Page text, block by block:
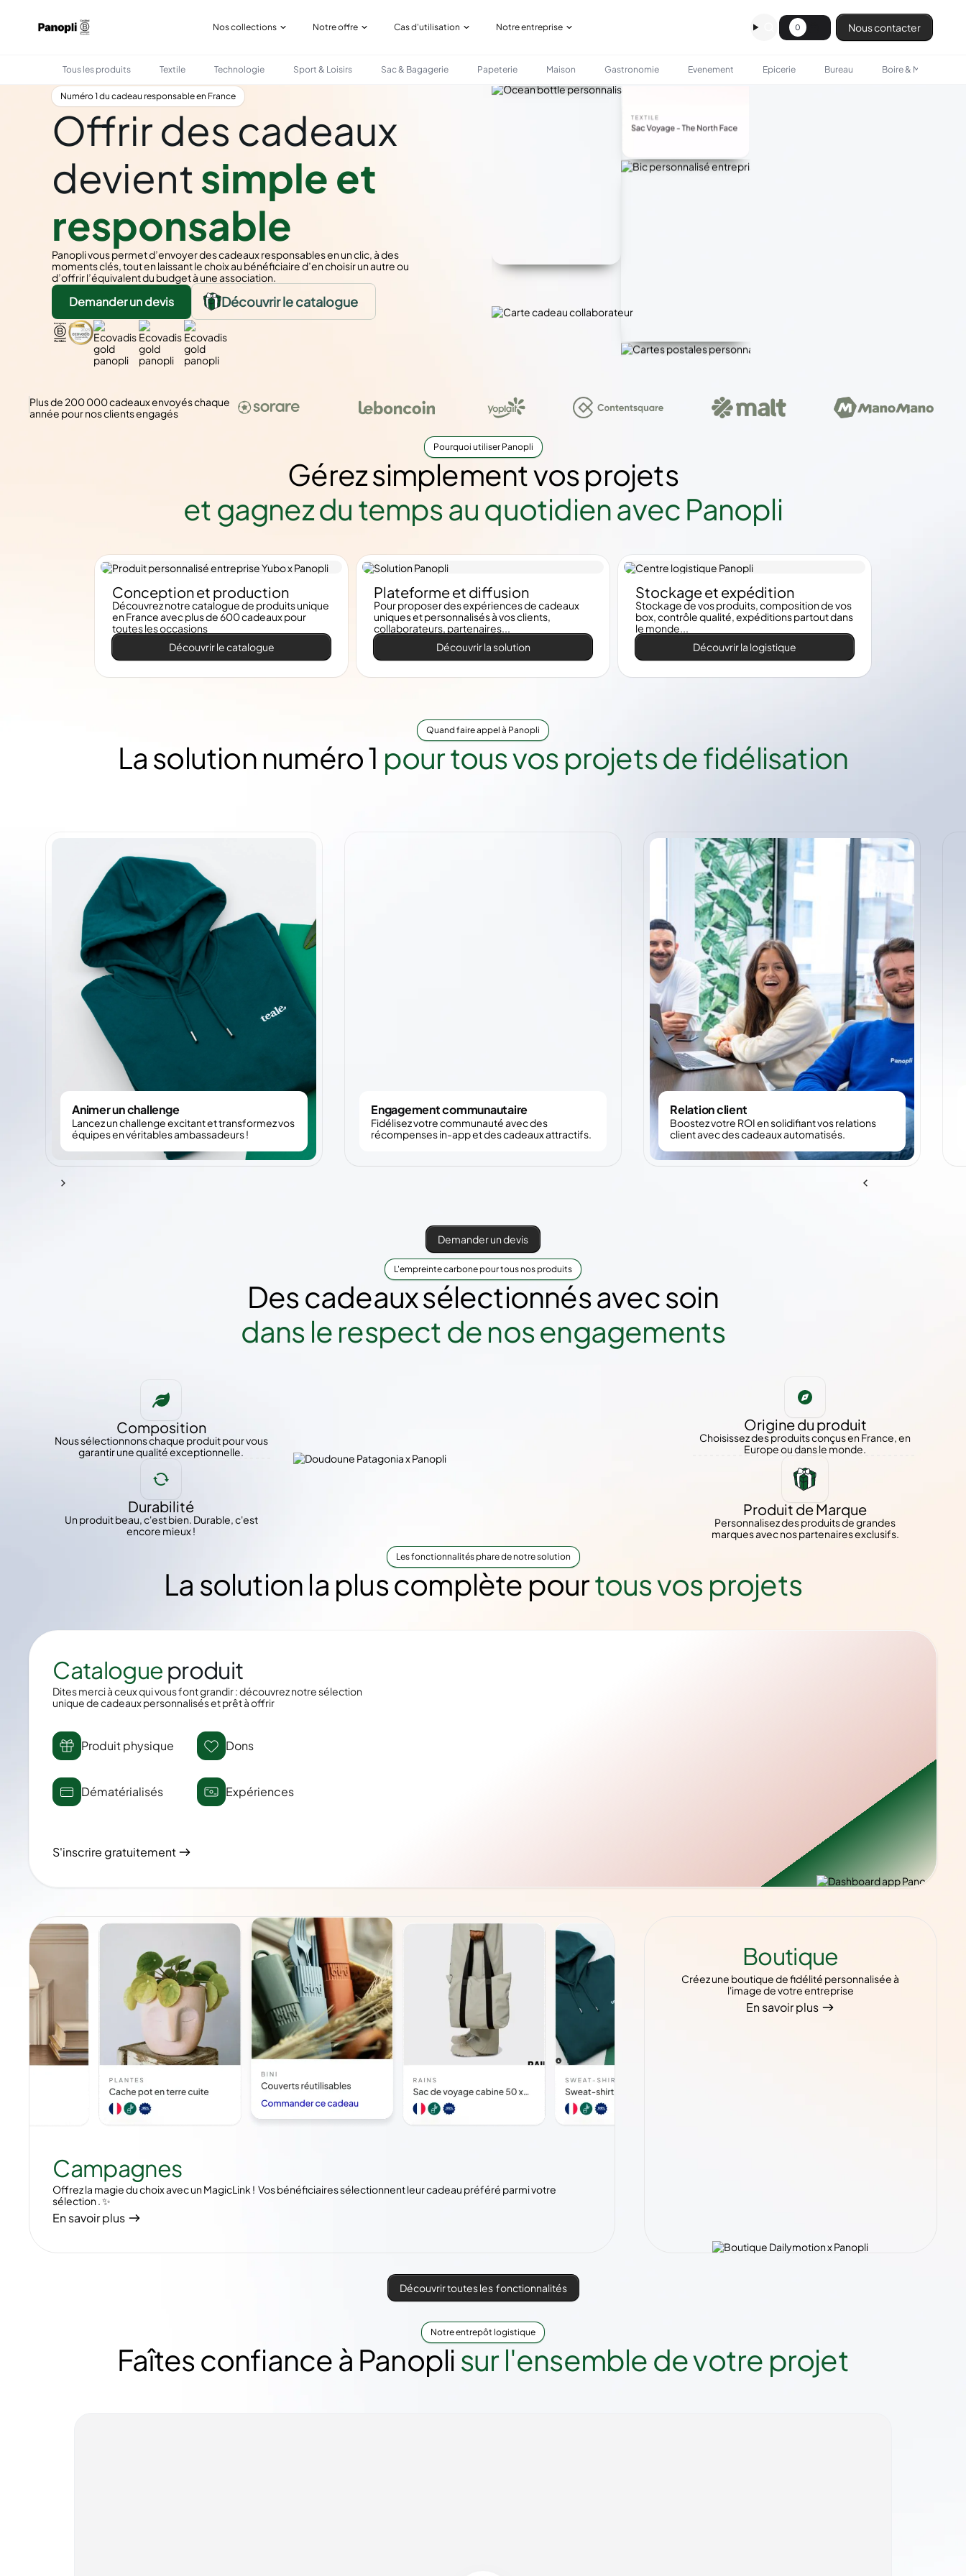
Nos collections Notre offre Cas d'utilisation Notre entreprise 0 Nous contacter
Tous les produits Textile Technologie Sport & Loisirs Sac & Bagagerie Papeterie Maison Gastronomie Evenement Epicerie Bureau Boire & Manger
Numéro 1 du cadeau responsable en France
Offrir des cadeaux
devientsimple et
responsable
Panopli vous permet d’envoyer des cadeaux responsables en un clic, à des
moments clés, tout en laissant le choix au bénéficiaire d’en choisir un autre ou
d’offrir l’équivalent du budget à une association.
Demander un devis Découvrir le catalogue
Plus de 200 000 cadeaux envoyés chaque
année pour nos clients engagés
Pourquoi utiliser Panopli
Gérez simplement vos projets
et gagnez du temps au quotidien avec Panopli
Conception et production
Découvrez notre catalogue de produits unique
en France avec plus de 600 cadeaux pour
toutes les occasions
Découvrir le catalogue
Plateforme et diffusion
Pour proposer des expériences de cadeaux
uniques et personnalisés à vos clients,
collaborateurs, partenaires...
Découvrir la solution
Stockage et expédition
Stockage de vos produits, composition de vos
box, contrôle qualité, expéditions partout dans
le monde...
Découvrir la logistique
Quand faire appel à Panopli
La solution numéro 1 pour tous vos projets de fidélisation
Animer un challenge
Lancez un challenge excitant et transformez vos
équipes en véritables ambassadeurs !
Engagement communautaire
Fidélisez votre communauté avec des
récompenses in-app et des cadeaux attractifs.
Relation client
Boostez votre ROI en solidifiant vos relations
client avec des cadeaux automatisés.
Demander un devis
L'empreinte carbone pour tous nos produits
Des cadeaux sélectionnés avec soin
dans le respect de nos engagements
Composition
Nous sélectionnons chaque produit pour vous
garantir une qualité exceptionnelle.
Durabilité
Un produit beau, c'est bien. Durable, c'est
encore mieux !
Origine du produit
Choisissez des produits conçus en France, en
Europe ou dans le monde.
Produit de Marque
Personnalisez des produits de grandes
marques avec nos partenaires exclusifs.
Les fonctionnalités phare de notre solution
La solution la plus complète pourtous vos projets
Catalogue produit
Dites merci à ceux qui vous font grandir : découvrez notre sélection
unique de cadeaux personnalisés et prêt à offrir
Produit physique Dons
Dématérialisés Expériences
S'inscrire gratuitement
Campagnes
Offrez la magie du choix avec un MagicLink ! Vos bénéficiaires sélectionnent leur cadeau préféré parmi votre
sélection . ✨
En savoir plus
Boutique
Créez une boutique de fidélité personnalisée à
l'image de votre entreprise
En savoir plus
Découvrir toutes les fonctionnalités
Notre entrepôt logistique
Faîtes confiance à Panopli sur l'ensemble de votre projet